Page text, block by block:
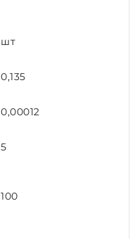
шт
0,135
0,00012
5
100